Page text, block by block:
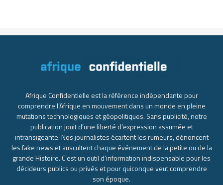
Afrique Confidentielle est la référence indépendante pour
comprendre l’Afrique en mouvement dans un monde en pleine
mutations technologiques et géopolitiques. Sans publicité, notre
publication jouit d’une liberté d’expression assumée et
intransigeante. Nos journalistes écartent les rumeurs, dénoncent
les fake news et auscultent chaque événement de la petite ou de la
grande Histoire. C’est un outil d’information indispensable pour les
décideurs publics ou privés et pour quiconque veut comprendre
son époque.